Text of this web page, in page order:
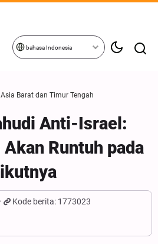
bahasa Indonesia
Asia Barat dan Timur Tengah
Anti-Israel:
Runtuh pada
Kode berita: 1773023